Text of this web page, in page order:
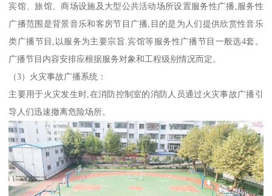
宾馆、旅馆、商场设施及大型公共活动场所设置服务性广播,服务性
广播范围是背景音乐和客房节目广播,目的是为人们提供欣赏性音乐
类广播节目,以服务为主要宗旨.宾馆等服务性广播节目一般选4套。
广播节目内容安排应根据服务对象和工程级别情况而定。
（3）火灾事故广播系统：
主要用于火灾发生时,在消防控制室的消防人员通过火灾事故广播引
导人们迅速撤离危险场所。